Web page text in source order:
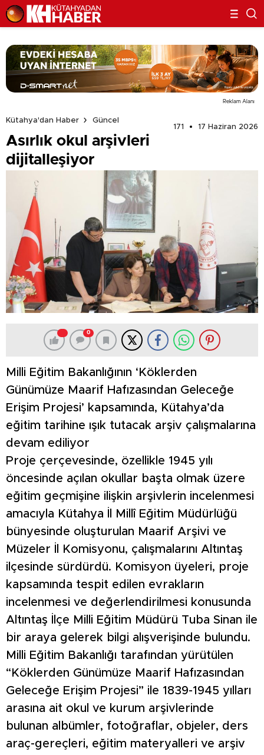
Reklam Alanı
Kütahya'dan Haber
Güncel
171
17 Haziran 2026
Asırlık okul arşivleri
dijitalleşiyor
0
Milli Eğitim Bakanlığının ‘Köklerden
Günümüze Maarif Hafızasından Geleceğe
Erişim Projesi’ kapsamında, Kütahya’da
eğitim tarihine ışık tutacak arşiv çalışmalarına
devam ediliyor
Proje çerçevesinde, özellikle 1945 yılı
öncesinde açılan okullar başta olmak üzere
eğitim geçmişine ilişkin arşivlerin incelenmesi
amacıyla Kütahya İl Millî Eğitim Müdürlüğü
bünyesinde oluşturulan Maarif Arşivi ve
Müzeler İl Komisyonu, çalışmalarını Altıntaş
ilçesinde sürdürdü. Komisyon üyeleri, proje
kapsamında tespit edilen evrakların
incelenmesi ve değerlendirilmesi konusunda
Altıntaş İlçe Milli Eğitim Müdürü Tuba Sinan ile
bir araya gelerek bilgi alışverişinde bulundu.
Milli Eğitim Bakanlığı tarafından yürütülen
“Köklerden Günümüze Maarif Hafızasından
Geleceğe Erişim Projesi” ile 1839-1945 yılları
arasına ait okul ve kurum arşivlerinde
bulunan albümler, fotoğraflar, objeler, ders
araç-gereçleri, eğitim materyalleri ve arşiv